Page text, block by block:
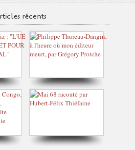
récents